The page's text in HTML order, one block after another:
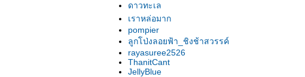
ดาวทะเล
เราหล่อมาก
pompier
ลูกโป่งลอยฟ้า_ชิงช้าสวรรค์
rayasuree2526
ThanitCant
JellyBlue